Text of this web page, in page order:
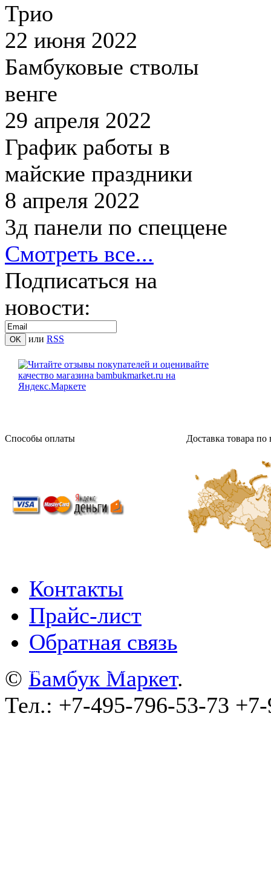
Трио
22 июня 2022
Бамбуковые стволы
венге
29 апреля 2022
График работы в
майские праздники
8 апреля 2022
3д панели по спеццене
Смотреть все...
Подписаться на
новости:
или RSS
Способы оплаты Доставка товара по
Контакты
Прайс-лист
Обратная связь
© wa-plugins.ru - Разработка сайта
© Бамбук Маркет.
Тел.: +7-495-796-53-73